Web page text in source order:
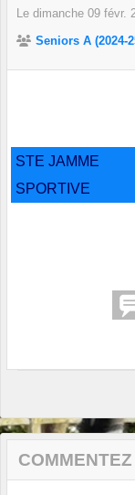
Le dimanche 09 févr.
Seniors A (2024-
STE JAMME
SPORTIVE